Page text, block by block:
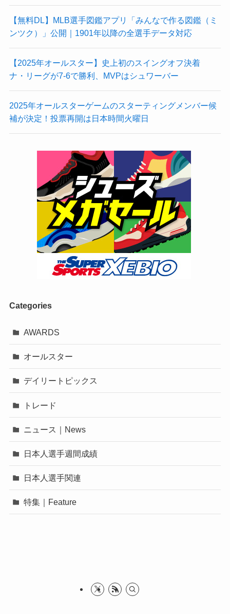
【無料DL】MLB選手図鑑アプリ「みんなで作る図鑑（ミ
ンツク）」公開｜1901年以降の全選手データ対応
【2025年オールスター】史上初のスイングオフ決着
ナ・リーグが7-6で勝利、MVPはシュワーバー
2025年オールスターゲームのスターティングメンバー候
補が決定！投票再開は日本時間火曜日
Categories
AWARDS
オールスター
デイリートピックス
トレード
ニュース｜News
日本人選手週間成績
日本人選手関連
特集｜Feature